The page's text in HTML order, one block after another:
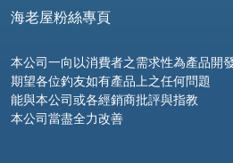
海老屋粉絲專頁
本公司一向以消費者之需求性為產品開
期望各位釣友如有產品上之任何問題
能與本公司或各經銷商批評與指教
本公司當盡全力改善